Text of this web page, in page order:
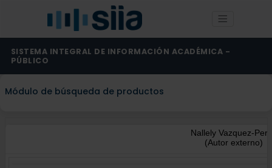
SISTEMA INTEGRAL DE INFORMACIÓN ACADÉMICA -
PÚBLICO
Módulo de búsqueda de productos
Nallely Vazquez-
(Autor externo)